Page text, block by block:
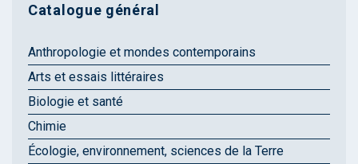
Catalogue général
Anthropologie et mondes contemporains
Arts et essais littéraires
Biologie et santé
Chimie
Écologie, environnement, sciences de la Terre